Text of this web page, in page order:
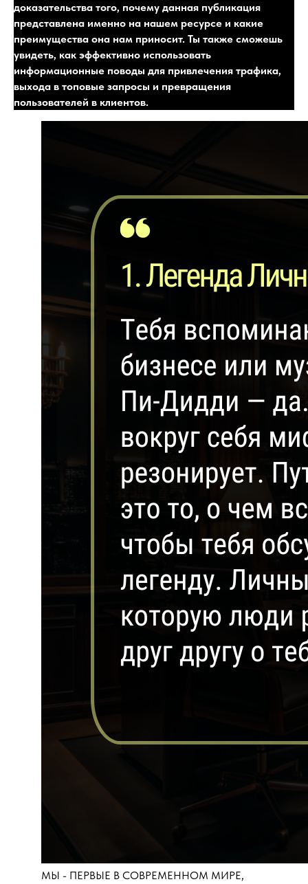
доказательства того, почему данная публикация
представлена именно на нашем ресурсе и какие
преимущества она нам приносит. Ты также сможешь
увидеть, как эффективно использовать
информационные поводы для привлечения трафика,
выхода в топовые запросы и превращения
пользователей в клиентов.
МЫ - ПЕРВЫЕ В СОВРЕМЕННОМ МИРЕ,